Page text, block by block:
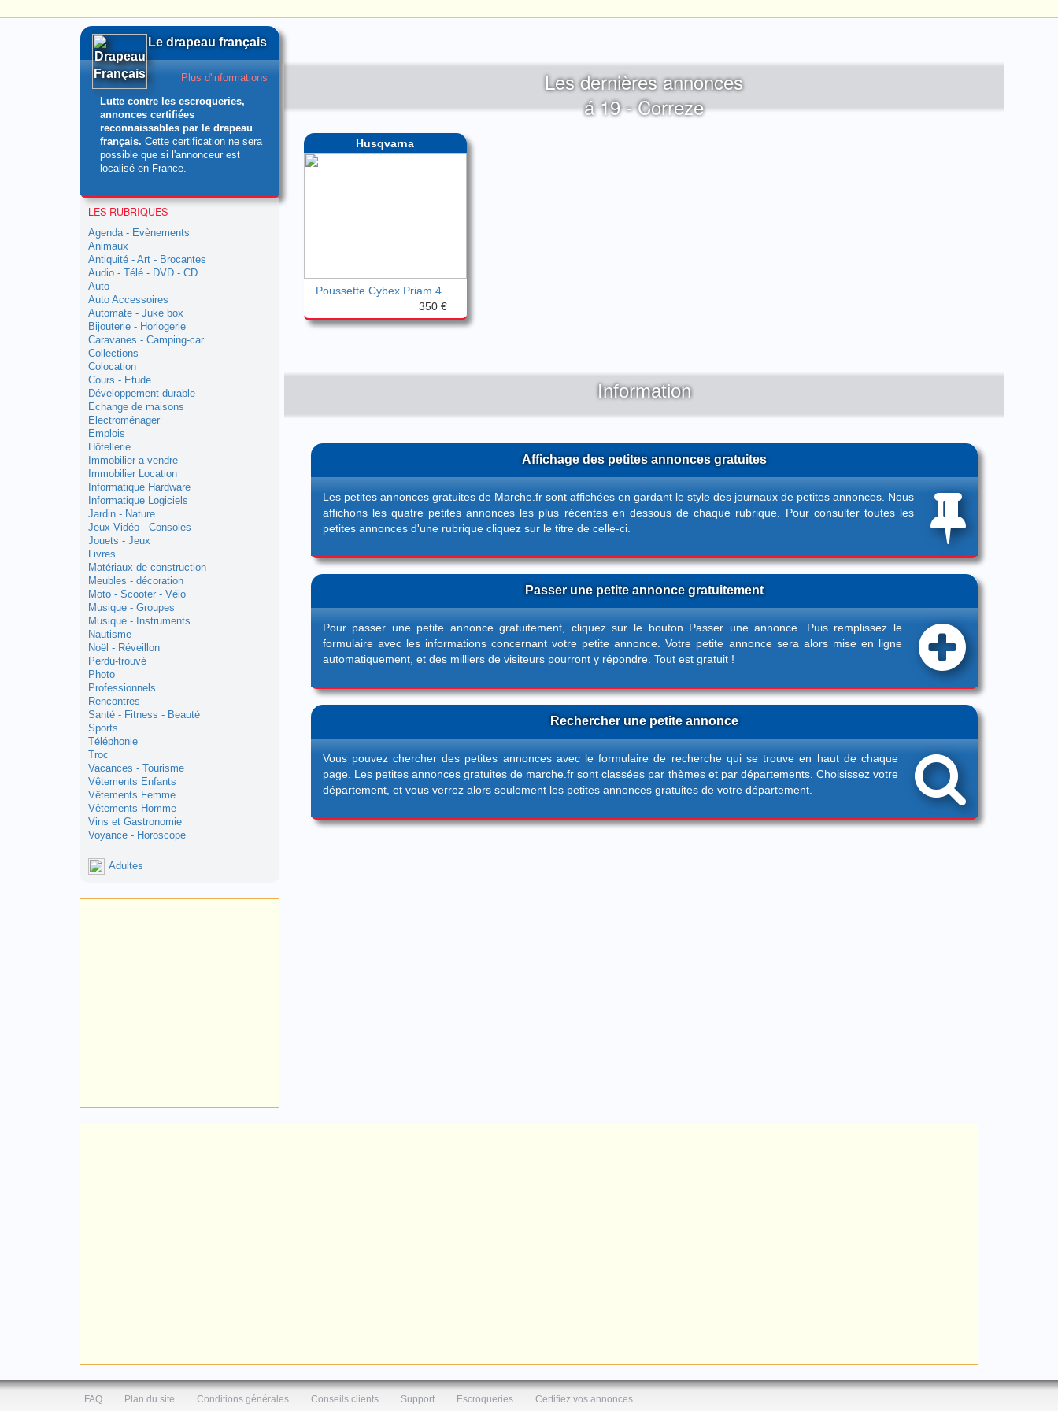
Les dernières annonces
á 19 - Correze
Husqvarna
Poussette Cybex Priam 4 noire
350 €
Information
Affichage des petites annonces gratuites
Les petites annonces gratuites de Marche.fr sont affichées en gardant le style des journaux de petites annonces. Nous
affichons les quatre petites annonces les plus récentes en dessous de chaque rubrique. Pour consulter toutes les
petites annonces d'une rubrique cliquez sur le titre de celle-ci.
Passer une petite annonce gratuitement
Pour passer une petite annonce gratuitement, cliquez sur le bouton Passer une annonce . Puis remplissez le
formulaire avec les informations concernant votre petite annonce. Votre petite annonce sera alors mise en ligne
automatiquement, et des milliers de visiteurs pourront y répondre. Tout est gratuit !
Rechercher une petite annonce
Vous pouvez chercher des petites annonces avec le formulaire de recherche qui se trouve en haut de chaque
page. Les petites annonces gratuites de marche.fr sont classées par thèmes et par départements. Choisissez votre
département, et vous verrez alors seulement les petites annonces gratuites de votre département.
Le drapeau français
Plus d'informations
Lutte contre les escroqueries,
annonces certifiées
reconnaissables par le drapeau
français. Cette certification ne sera
possible que si l'annonceur est
localisé en France.
LES RUBRIQUES
Agenda - Evènements
Animaux
Antiquité - Art - Brocantes
Audio - Télé - DVD - CD
Auto
Auto Accessoires
Automate - Juke box
Bijouterie - Horlogerie
Caravanes - Camping-car
Collections
Colocation
Cours - Etude
Développement durable
Echange de maisons
Electroménager
Emplois
Hôtellerie
Immobilier a vendre
Immobilier Location
Informatique Hardware
Informatique Logiciels
Jardin - Nature
Jeux Vidéo - Consoles
Jouets - Jeux
Livres
Matériaux de construction
Meubles - décoration
Moto - Scooter - Vélo
Musique - Groupes
Musique - Instruments
Nautisme
Noël - Réveillon
Perdu-trouvé
Photo
Professionnels
Rencontres
Santé - Fitness - Beauté
Sports
Téléphonie
Troc
Vacances - Tourisme
Vêtements Enfants
Vêtements Femme
Vêtements Homme
Vins et Gastronomie
Voyance - Horoscope
Adultes
FAQ Plan du site Conditions générales Conseils clients Support Escroqueries Certifiez vos annonces